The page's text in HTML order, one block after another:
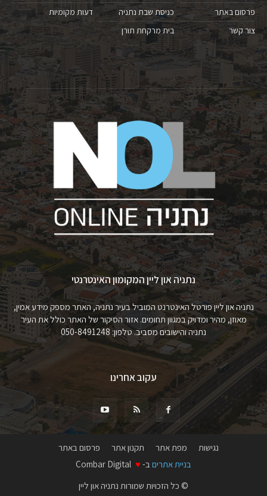
פרסום באתר
צור קשר
כניסת שבת נתניה
בית מרקחת תורן
דעות מקומיות
נתניה און ליין המקומון האינטרנטי
נתניה און ליין פורטל האינטרנט המוביל בעיר נתניה, האתר מספק מידע אמין,
מאוזן, מהיר ומדויק במגוון תחומים. אזור הסיקור של האתר כולל את העיר
נתניה והישובים מסביב. טלפון: 050-8491248
עקוב אחרינו
נגישות מפת אתר תקנון אתר
פרסום באתר
בניית אתרים ב- ♥
© כל הזכויות שמורות נתניה און ליין